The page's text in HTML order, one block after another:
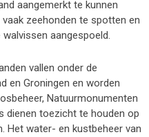
aangemerkt te kunnen
zeehonden te spotten en
aangespoeld.
vallen onder de
en Groningen en worden
Natuurmonumenten
dienen toezicht te houden op
Het water- en kustbeheer van